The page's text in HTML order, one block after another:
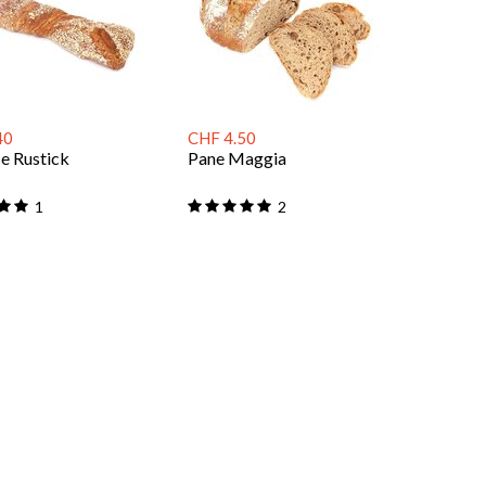
Rustick
1
CHF 4.50
Pane Maggia
2